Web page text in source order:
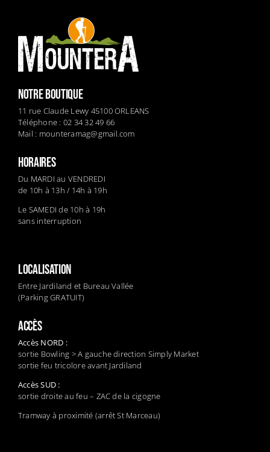
NOTRE BOUTIQUE
11 rue Claude Lewy 45100 ORLEANS
Téléphone : 02 34 32 49 66
Mail : mounteramag@gmail.com
HORAIRES
Du MARDI au VENDREDI
de 10h à 13h / 14h à 19h
Le SAMEDI de 10h à 19h
sans interruption
LOCALISATION
Entre Jardiland et Bureau Vallée
(Parking GRATUIT)
ACCÈS
Accès NORD :
sortie Bowling > A gauche direction Simply Market
sortie feu tricolore avant Jardiland
Accès SUD :
sortie droite au feu – ZAC de la cigogne
Tramway à proximité (arrêt St Marceau)